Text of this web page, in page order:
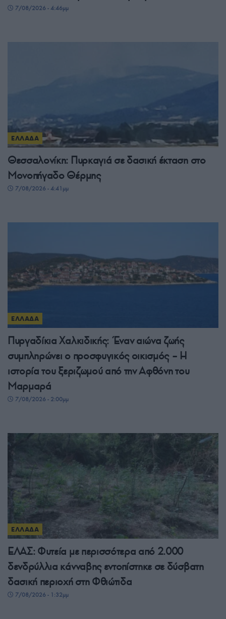
7/08/2026 - 4:46μμ
ΕΛΛΑΔΑ
Θεσσαλονίκη: Πυρκαγιά σε δασική έκταση στο
Μονοπήγαδο Θέρμης
7/08/2026 - 4:41μμ
ΕΛΛΑΔΑ
Πυργαδίκια Χαλκιδικής: Έναν αιώνα ζωής
συμπληρώνει ο προσφυγικός οικισμός – Η
ιστορία του ξεριζωμού από την Αφθόνη του
Μαρμαρά
7/08/2026 - 2:00μμ
ΕΛΛΑΔΑ
ΕΛΑΣ: Φυτεία με περισσότερα από 2.000
δενδρύλλια κάνναβης εντοπίστηκε σε δύσβατη
δασική περιοχή στη Φθιώτιδα
7/08/2026 - 1:32μμ